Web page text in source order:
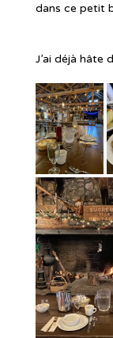
dans ce petit
J’ai déjà hâte